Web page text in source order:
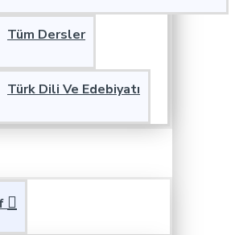
Tüm Dersler
Türk Dili Ve Edebiyatı